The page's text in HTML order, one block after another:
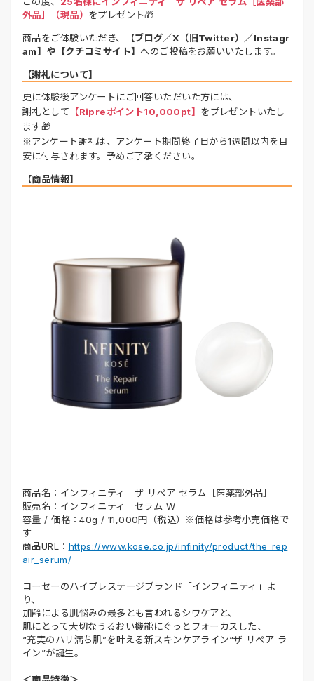
外品］（現品） をプレゼント🎁
商品をご体験いただき、
【ブログ／X（旧Twitter）／Instagr
am】や【クチコミサイト】 へのご投稿をお願いいたします。
【謝礼について】
更に体験後アンケートにご回答いただいた方には、
謝礼として 【Ripreポイント10,000pt】 をプレゼントいたし
ます🎁
※アンケート謝礼は、アンケート期間終了日から1週間以内を目
安に付与されます。予めご了承ください。
【商品情報】
商品名：インフィニティ ザ リペア セラム［医薬部外品］
販売名：インフィニティ セラム W
容量 / 価格：40g / 11,000円（税込）※価格は参考小売価格で
す
商品URL： https://www.kose.co.jp/infinity/product/the_rep
air_serum/
コーセーのハイプレステージブランド「インフィニティ」よ
り、
加齢による肌悩みの最多とも言われるシワケアと、
肌にとって大切なうるおい機能にぐっとフォーカスした、
“充実のハリ満ち肌”を叶える新スキンケアライン“ザ リペア ラ
イン”が誕生。